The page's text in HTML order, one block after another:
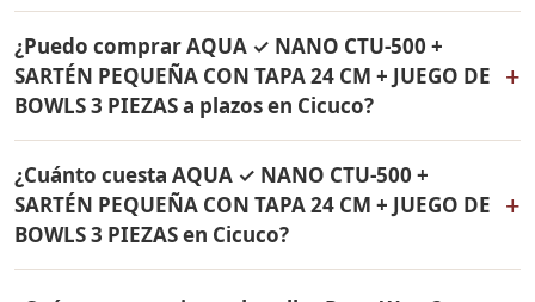
Ware fabricados en acero inoxidable quirúrgico 18/10.
24 CM + JUEGO DE BOWLS 3 PIEZAS tiene un 38% de
descuento. Contáctame por WhatsApp para conocer el
precio actual. Aplica para Cicuco y todo Colombia.
¿Puedo comprar AQUA ✓ NANO CTU-500 +
SARTÉN PEQUEÑA CON TAPA 24 CM + JUEGO DE
BOWLS 3 PIEZAS a plazos en Cicuco?
+
PEQUEÑA CON TAPA 24 CM + JUEGO DE BOWLS 3
PIEZAS con solo el 10% de inicial y pagar en cuotas
mensuales de 12, 18 o 24 meses. Aplica para Cicuco y
todo Colombia.
¿Cuánto cuesta AQUA ✓ NANO CTU-500 +
SARTÉN PEQUEÑA CON TAPA 24 CM + JUEGO DE
BOWLS 3 PIEZAS en Cicuco?
+